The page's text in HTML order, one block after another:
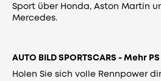
Sport über Honda, Aston Martin
Mercedes.
AUTO BILD SPORTSCARS - Mehr
Holen Sie sich volle Rennpower